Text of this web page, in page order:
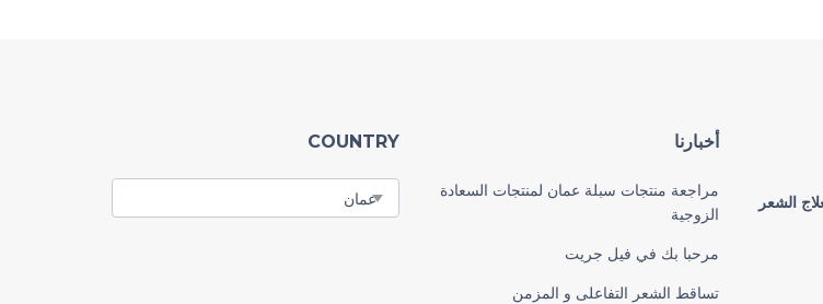
الشعر
أخبارنا
مراجعة منتجات سبلة عمان لمنتجات السعادة
الزوجية
مرحبا بك في فيل جريت
تساقط الشعر التفاعلى و المزمن
COUNTRY